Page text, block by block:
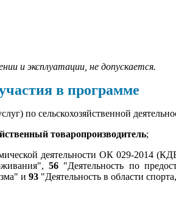
и эксплуатации, не допускается.
в программе
по сельскохозяйственной
товаропроизводитель;
деятельности ОК 029-2014
56 "Деятельность по
и 93 "Деятельность в области